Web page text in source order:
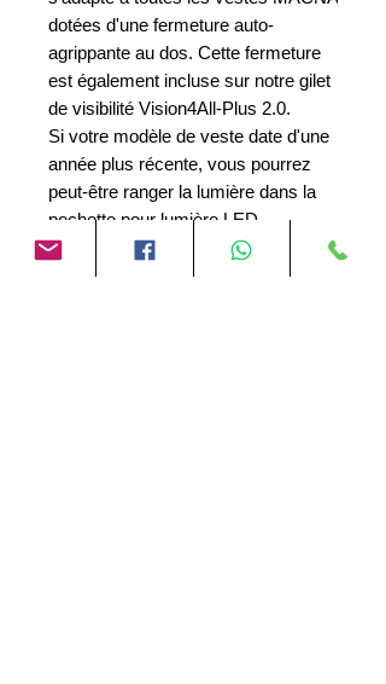
dotées d'une fermeture auto-
agrippante au dos. Cette fermeture
est également incluse sur notre gilet
de visibilité Vision4All-Plus 2.0.
Si votre modèle de veste date d'une
année plus récente, vous pourrez
peut-être ranger la lumière dans la
pochette pour lumière LED.
La batterie au lithium peut être
facilement chargée avec le câble de